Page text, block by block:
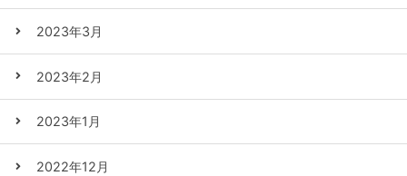
2023年3月
2023年2月
2023年1月
2022年12月